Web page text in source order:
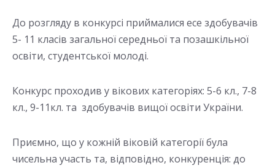
До розгляду в конкурсі приймалися есе здобувачів
5- 11 класів загальної середньої та позашкільної
освіти, студентської молоді.
Конкурс проходив у вікових категоріях: 5-6 кл., 7-8
кл., 9-11кл. та здобувачів вищої освіти України.
Приємно, що у кожній віковій категорії була
чисельна участь та, відповідно, конкуренція: до